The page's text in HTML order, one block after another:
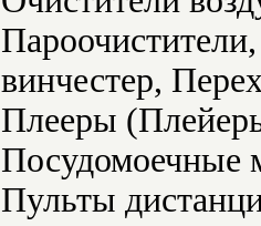
винчестер,
Плееры
Посудомоечные
Пульты